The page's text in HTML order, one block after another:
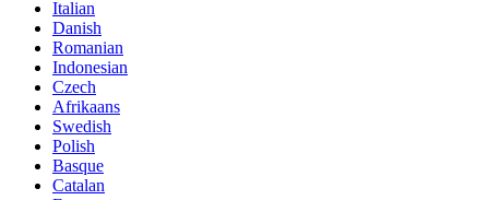
Italian
Danish
Romanian
Indonesian
Czech
Afrikaans
Swedish
Polish
Basque
Catalan